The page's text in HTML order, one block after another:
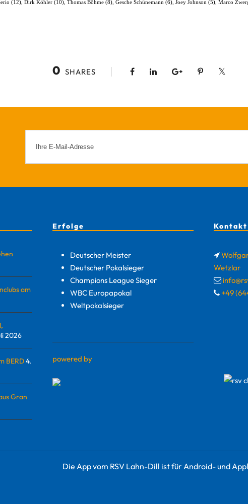
(12), Dirk Köhler (10), Thomas Böhme (8), Gesche Schünemann (6), Joey Johnson (5), Marco
0 SHARES
am
2026
BERD4.
Gran
Erfolge
Deutscher Meister
Deutscher Pokalsieger
Champions League Sieger
WBC Europapokal
Weltpokalsieger
powered by
Kontakt
Wetzlar
+49
Die App vom RSV Lahn-Dill ist für Android- und